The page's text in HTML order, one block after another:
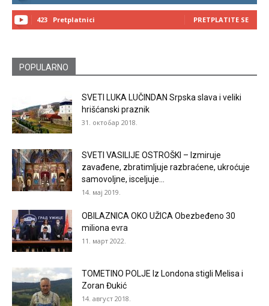
423 Pretplatnici PRETPLATITE SE
POPULARNO
SVETI LUKA LUČINDAN Srpska slava i veliki
hrišćanski praznik
31. октобар 2018.
SVETI VASILIJE OSTROŠKI – Izmiruje
zavađene, zbratimljuje razbraćene, ukroćuje
samovoljne, isceljuje...
14. мај 2019.
OBILAZNICA OKO UŽICA Obezbeđeno 30
miliona evra
11. март 2022.
TOMETINO POLJE Iz Londona stigli Melisa i
Zoran Đukić
14. август 2018.